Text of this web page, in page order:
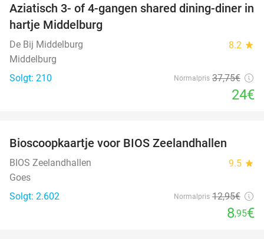
36%
Aziatisch 3- of 4-gangen shared dining-diner in
hartje Middelburg
De Bij Middelburg 8.2 star
Middelburg
Solgt: 210
Normalpris 37,75€
24€
Bioscoopkaartje voor BIOS Zeelandhallen
BIOS Zeelandhallen 9.5 star
Goes
Solgt: 2.602
Normalpris 12,95€
8,95€